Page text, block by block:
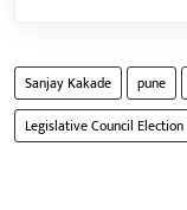
Sanjay Kakade pune
Legislative Council Election